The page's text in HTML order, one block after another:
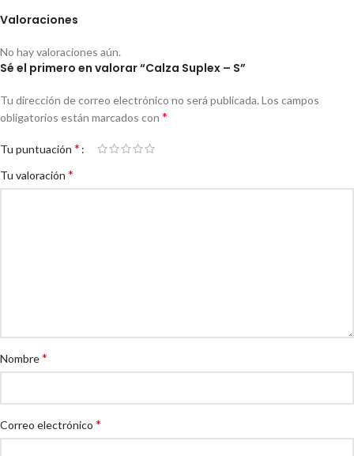
Valoraciones
No hay valoraciones aún.
Sé el primero en valorar “Calza Suplex – S”
Tu dirección de correo electrónico no será publicada. Los campos
obligatorios están marcados con *
Tu puntuación *
Tu valoración *
Nombre*
Correo electrónico *